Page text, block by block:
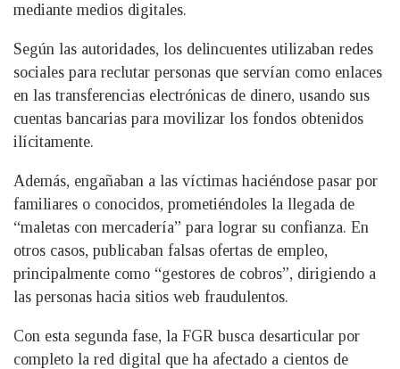
mediante medios digitales.
Según las autoridades, los delincuentes utilizaban redes
sociales para reclutar personas que servían como enlaces
en las transferencias electrónicas de dinero, usando sus
cuentas bancarias para movilizar los fondos obtenidos
ilícitamente.
Además, engañaban a las víctimas haciéndose pasar por
familiares o conocidos, prometiéndoles la llegada de
“maletas con mercadería” para lograr su confianza. En
otros casos, publicaban falsas ofertas de empleo,
principalmente como “gestores de cobros”, dirigiendo a
las personas hacia sitios web fraudulentos.
Con esta segunda fase, la FGR busca desarticular por
completo la red digital que ha afectado a cientos de